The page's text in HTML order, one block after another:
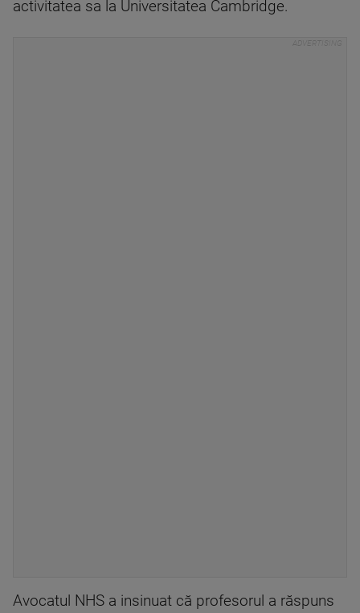
activitatea sa la Universitatea Cambridge.
Avocatul NHS a insinuat că profesorul a răspuns